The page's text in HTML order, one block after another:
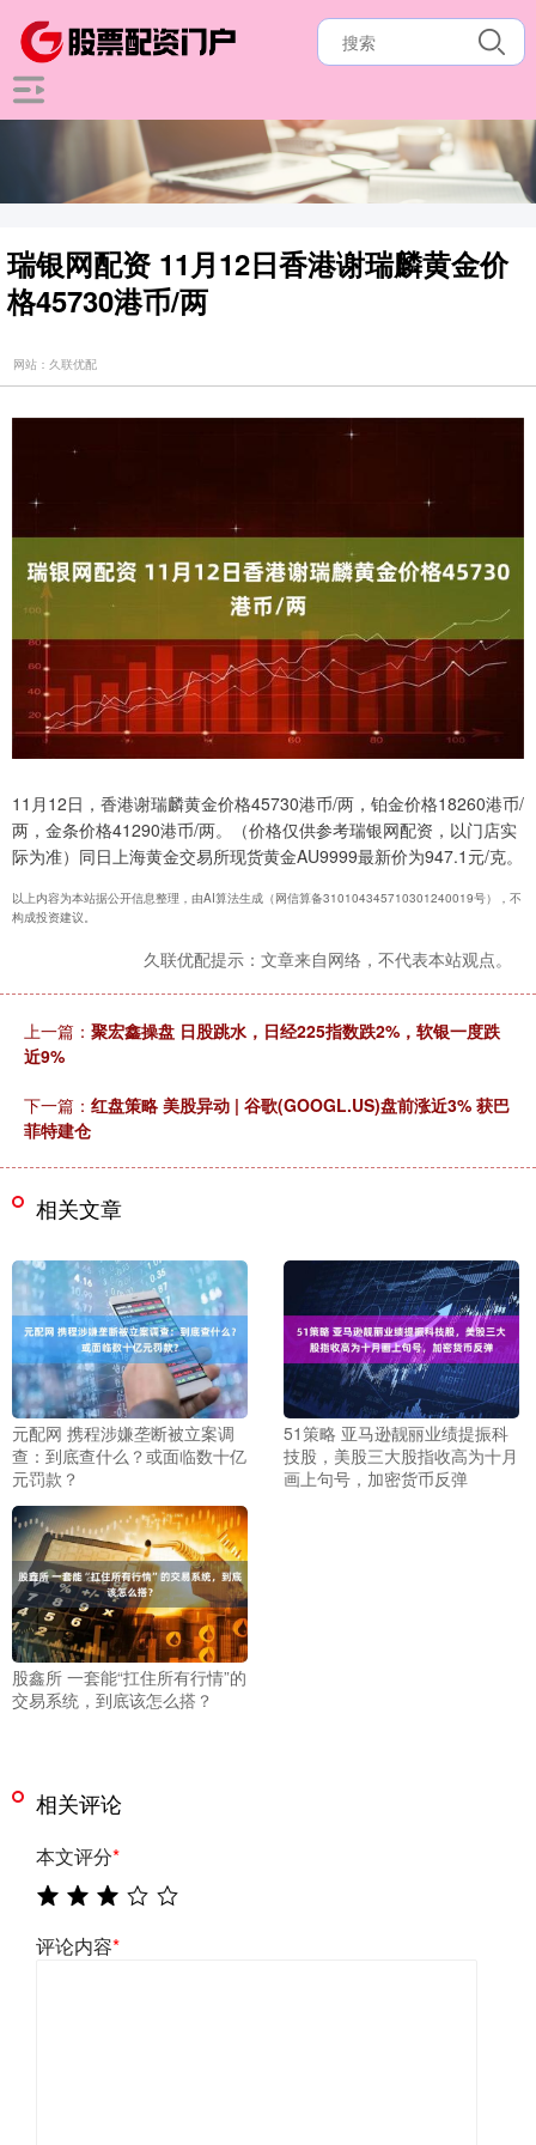
瑞银网配资 11月12日香港谢瑞麟黄金价
格45730港币/两
网站：久联优配
11月12日，香港谢瑞麟黄金价格45730港币/两，铂金价格18260港币/
两，金条价格41290港币/两。（价格仅供参考瑞银网配资，以门店实
际为准）同日上海黄金交易所现货黄金AU9999最新价为947.1元/克。
以上内容为本站据公开信息整理，由AI算法生成（网信算备310104345710301240019号），不
构成投资建议。
久联优配提示：文章来自网络，不代表本站观点。
上一篇： 聚宏鑫操盘 日股跳水，日经225指数跌2%，软银一度跌
近9%
下一篇： 红盘策略 美股异动 | 谷歌(GOOGL.US)盘前涨近3% 获巴
菲特建仓
相关文章
元配网 携程涉嫌垄断被立案调
查：到底查什么？或面临数十亿
元罚款？
51策略 亚马逊靓丽业绩提振科
技股，美股三大股指收高为十月
画上句号，加密货币反弹
股鑫所 一套能“扛住所有行情”的
交易系统，到底该怎么搭？
相关评论
本文评分*
评论内容*